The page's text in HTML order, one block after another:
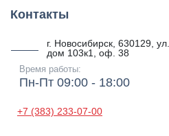
Контакты
г. Новосибирск, 630129,
дом 103к1, оф. 38
Время работы:
Пн-Пт 09:00 - 18:00
+7 (383) 233-07-00